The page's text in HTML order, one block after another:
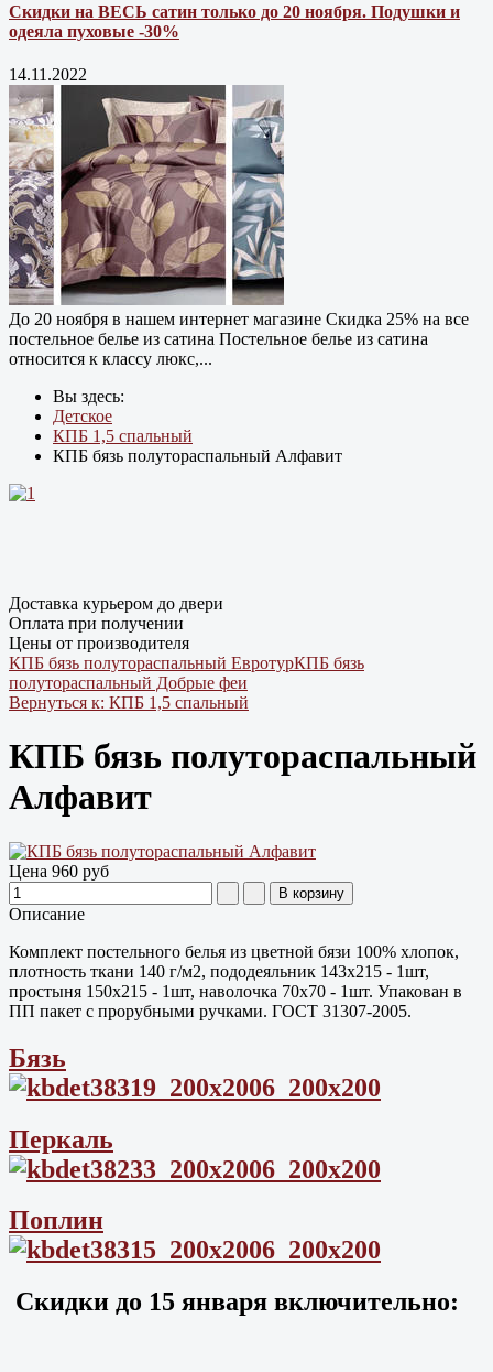
Скидки на ВЕСЬ сатин только до 20 ноября. Подушки и
одеяла пуховые -30%
14.11.2022
До 20 ноября в нашем интернет магазине Cкидка 25% на все
постельное белье из сатина Постельное белье из сатина
относится к классу люкс,...
Вы здесь:
Детское
КПБ 1,5 спальный
КПБ бязь полутораспальный Алфавит
Доставка курьером до двери
Оплата при получении
Цены от производителя
КПБ бязь полутораспальный ЕвротурКПБ бязь
полутораспальный Добрые феи
Вернуться к: КПБ 1,5 спальный
КПБ бязь полутораспальный
Алфавит
Цена 960 руб
Описание
Комплект постельного белья из цветной бязи 100% хлопок,
плотность ткани 140 г/м2, пододеяльник 143х215 - 1шт,
простыня 150х215 - 1шт, наволочка 70х70 - 1шт. Упакован в
ПП пакет с прорубными ручками. ГОСТ 31307-2005.
Бязь
Перкаль
Поплин
Скидки до 15 января включительно: